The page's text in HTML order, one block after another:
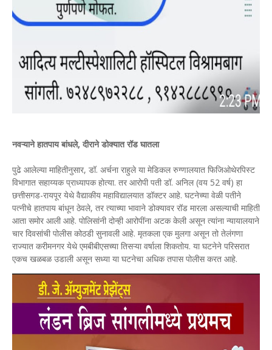
नवऱ्याने हातपाय बांधले, दीराने डोक्यात रॉड घातला
पुढे आलेल्या माहितीनुसार, डॉ. अर्चना राहुले या मेडिकल रुग्णालयात फिजिओथेरपिस्ट
विभागात सहाय्यक प्राध्यापक होत्या. तर आरोपी पती डॉ. अनिल (वय 52 वर्ष) हा
छत्तीसगड-रायपूर येथे वैद्याकीय महाविद्यालयात डॉक्टर आहे. घटनेच्या वेळी पतीने
पत्नीचे हातपाय बांधून ठेवले, तर त्याच्या भावाने डोक्यावर रॉड मारला असल्याची माहिती
आता समोर आली आहे. पोलिसांनी दोन्ही आरोपींना अटक केली असून त्यांना न्यायालयाने
चार दिवसांची पोलीस कोठडी सुनावली आहे. मृतकला एक मुलगा असून तो तेलंगणा
राज्यात करीमनगर येथे एमबीबीएसच्या तिसऱ्या वर्षाला शिकतोय. या घटनेने परिसरात
एकच खळबळ उडाली असून सध्या या घटनेचा अधिक तपास पोलीस करत आहे.